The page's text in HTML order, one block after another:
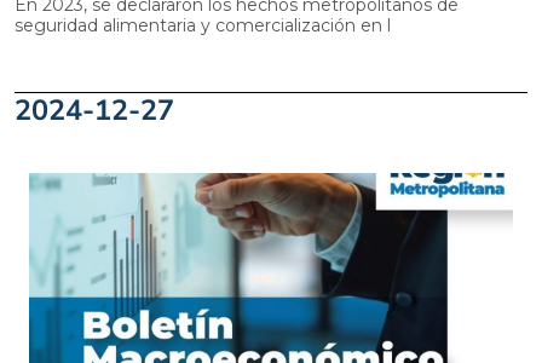
En 2023, se declararon los hechos metropolitanos de
seguridad alimentaria y comercialización en l
2024-12-27